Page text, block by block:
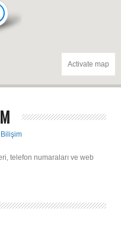
Activate map
Bilişim
telefon numaraları ve web